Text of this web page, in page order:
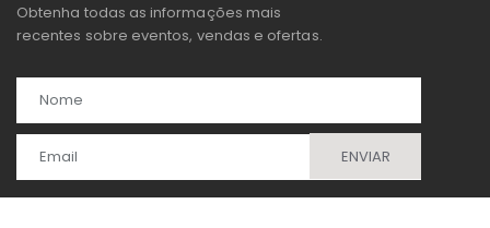
Obtenha todas as informações mais
recentes sobre eventos, vendas e ofertas.